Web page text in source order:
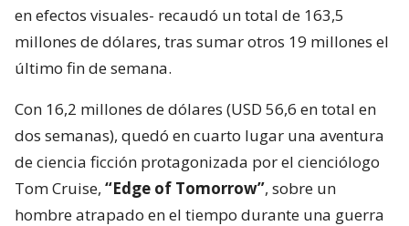
en efectos visuales- recaudó un total de 163,5
millones de dólares, tras sumar otros 19 millones el
último fin de semana.
Con 16,2 millones de dólares (USD 56,6 en total en
dos semanas), quedó en cuarto lugar una aventura
de ciencia ficción protagonizada por el cienciólogo
Tom Cruise, “Edge of Tomorrow”, sobre un
hombre atrapado en el tiempo durante una guerra